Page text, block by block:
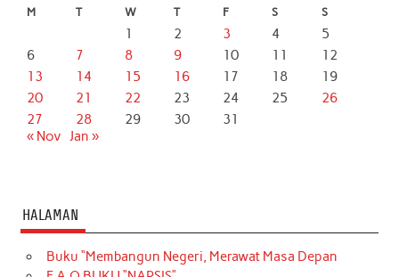
M T W T F S S
1 2 3 4
5
6
7 8 9 10 11
12
13
14 15 16 17 18
19
20
21 22 23 24 25
26
27
28 29 30
31
« Nov Jan »
HALAMAN
Buku “Membangun Negeri, Merawat Masa Depan